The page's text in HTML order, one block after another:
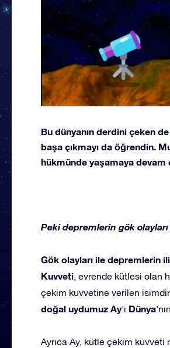
Bu dünyanın derdini çeken
başa çıkmayı da öğrendin.
hükmünde yaşamaya devam
Peki depremlerin gök
Gök olayları ile depremlerin
Kuvveti, evrende kütlesi olan
çekim kuvvetine verilen
doğal uydumuz Ay’ı Dünya
Ayrıca Ay, kütle çekim